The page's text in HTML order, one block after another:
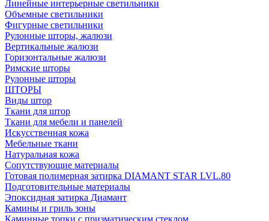
Линейные интерьерные светильники
Объемные светильники
Фигурные светильники
Рулонные шторы, жалюзи
Вертикальные жалюзи
Горизонтальные жалюзи
Римские шторы
Рулонные шторы
ШТОРЫ
Виды штор
Ткани для штор
Ткани для мебели и панелей
Искусственная кожа
Мебельные ткани
Натуральная кожа
Сопутствующие материалы
Готовая полимерная затирка DIAMANT STAR LVL.80
Подготовительные материалы
Эпоксидная затирка Диамант
Камины и гриль зоны
Каминные топки с призматическим стеклом